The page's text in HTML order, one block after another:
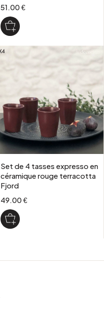
51.00 €
Set de 4 tasses expresso en
céramique rouge terracotta
Fjord
49.00 €